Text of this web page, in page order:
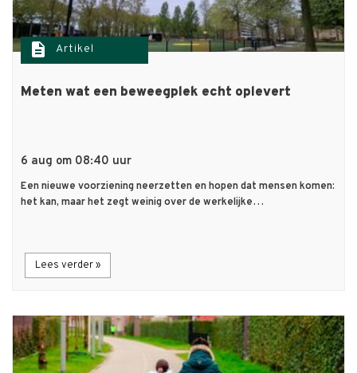
description Artikel
Meten wat een beweegplek echt oplevert
6 aug om 08:40 uur
Een nieuwe voorziening neerzetten en hopen dat mensen komen:
het kan, maar het zegt weinig over de werkelijke…
Lees verder »